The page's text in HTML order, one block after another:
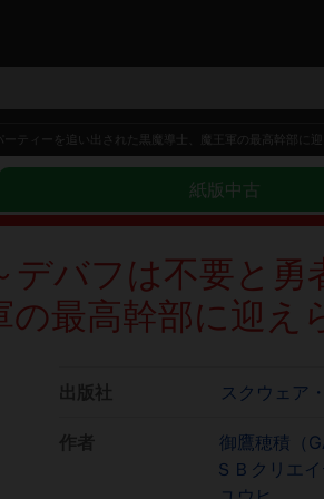
ティーを追い出された黒魔導士、魔王軍の最高幹部に
紙版中古
バフは不要と勇
最高幹部に迎え
スクウェア
御鷹穂積（
ＳＢクリエ